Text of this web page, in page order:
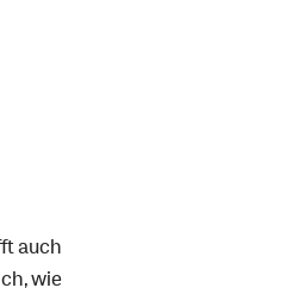
auch
wie